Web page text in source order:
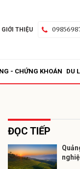
GIỚI THIỆU
- CHỨNG KHOÁN DU
ĐỌC TIẾP
Gửi